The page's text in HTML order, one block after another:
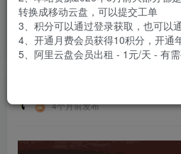
安装包大小
游戏本体大小
4个月前发布
转换成移动云盘，可以提交工单
3、积分可以通过登录获取，也可以
4、开通月费会员获得10积分，开通
5、阿里云盘会员出租 - 1元/天 - 有